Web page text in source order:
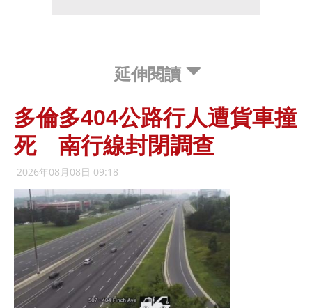
延伸閱讀
多倫多404公路行人遭貨車撞
死 南行線封閉調查
2026年08月08日 09:18